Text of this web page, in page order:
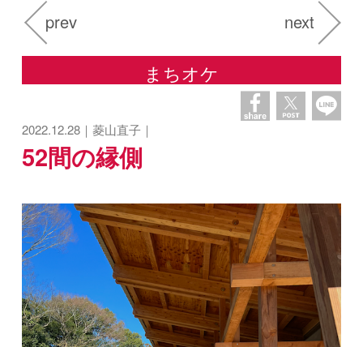
prev next
まちオケ
2022.12.28｜菱山直子｜
52間の縁側